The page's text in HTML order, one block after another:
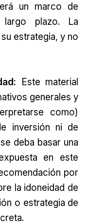
un marco de
plazo. La
estrategia, y no
Este material
generales y
como)
inversión ni de
deba basar una
en este
por
la idoneidad de
o estrategia de